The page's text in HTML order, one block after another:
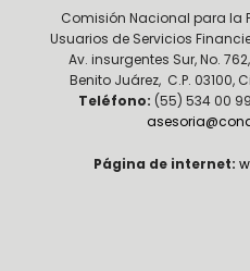
Comisión Nacional para la
Usuarios de Servicios
Av. insurgentes Sur, No.
Benito Juárez, C.P. 03100,
Teléfono: (55) 534 00
Página de internet: